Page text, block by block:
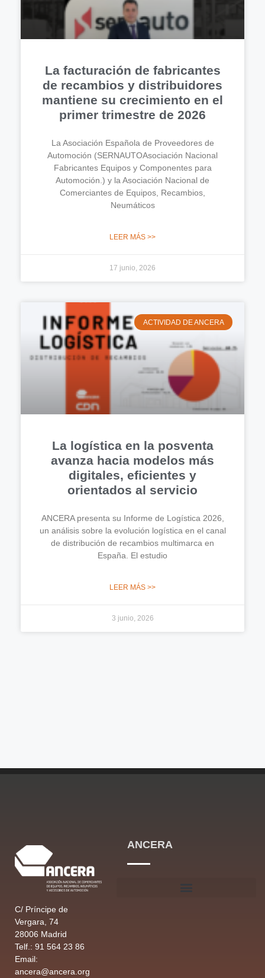
La facturación de fabricantes
de recambios y distribuidores
mantiene su crecimiento en el
primer trimestre de 2026
La Asociación Española de Proveedores de
Automoción (SERNAUTOAsociación Nacional
Fabricantes Equipos y Componentes para
Automoción.) y la Asociación Nacional de
Comerciantes de Equipos, Recambios,
Neumáticos
LEER MÁS >>
17 junio, 2026
ACTIVIDAD DE ANCERA
La logística en la posventa
avanza hacia modelos más
digitales, eficientes y
orientados al servicio
ANCERA presenta su Informe de Logística 2026,
un análisis sobre la evolución logística en el canal
de distribución de recambios multimarca en
España. El estudio
LEER MÁS >>
3 junio, 2026
C/ Príncipe de
Vergara, 74
28006 Madrid
Telf.: 91 564 23 86
Email:
ancera@ancera.org
ANCERA